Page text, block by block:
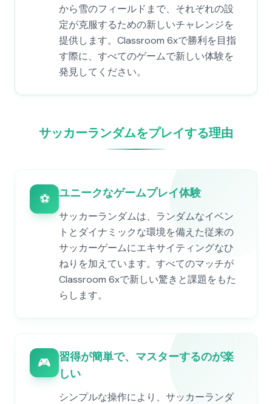
から雪のフィールドまで、それぞれの設
定が克服するための新しいチャレンジを
提供します。Classroom 6xで勝利を目指
す際に、すべてのゲームで新しい体験を
発見してください。
サッカーランダムをプレイする理由
⚽ ユニークなゲームプレイ体験
サッカーランダムは、ランダムなイベン
トとダイナミックな環境を備えた従来の
サッカーゲームにエキサイティングなひ
ねりを加えています。すべてのマッチが
Classroom 6xで新しい驚きと課題をもた
らします。
🎮 習得が簡単で、マスターするのが楽
しい
シンプルな操作により、サッカーランダ